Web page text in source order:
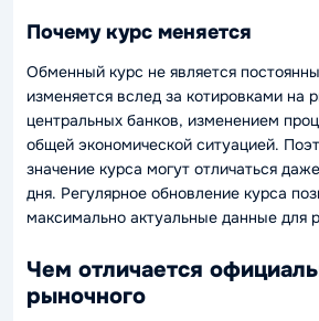
Почему курс меняется
Обменный курс не является
изменяется вслед за котировками на
центральных банков, изменением
общей экономической ситуацией.
значение курса могут отличаться
дня. Регулярное обновление курса
максимально актуальные данные для
Чем отличается
рыночного